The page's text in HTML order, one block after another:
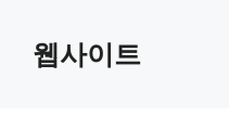
content웹사이트